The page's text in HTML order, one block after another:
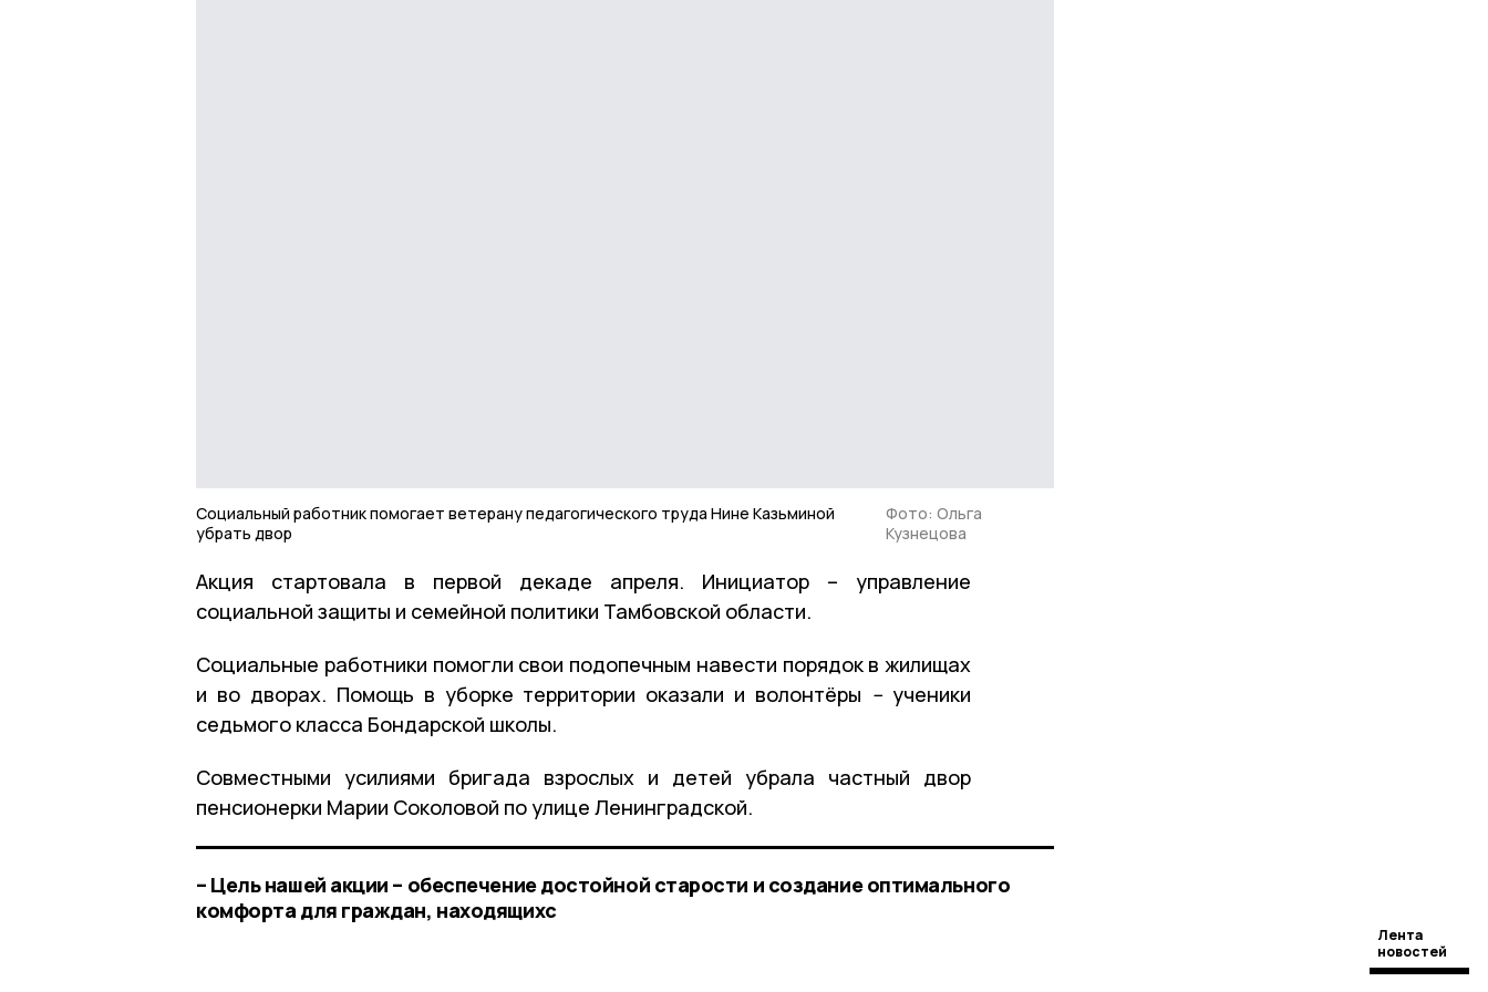
Лента
новостей
Социальный работник помогает ветерану педагогического труда Нине Казьминой
убрать двор
Фото: Ольга
Кузнецова
Акция стартовала в первой декаде апреля. Инициатор – управление
социальной защиты и семейной политики Тамбовской области.
Социальные работники помогли свои подопечным навести порядок в жилищах
и во дворах. Помощь в уборке территории оказали и волонтёры – ученики
седьмого класса Бондарской школы.
Совместными усилиями бригада взрослых и детей убрала частный двор
пенсионерки Марии Соколовой по улице Ленинградской.
– Цель нашей акции – обеспечение достойной старости и создание оптимального
комфорта для граждан, находящихс